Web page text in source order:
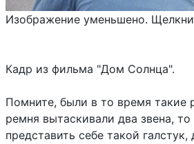
Изображение уменьшено.
Кадр из фильма "Дом Солнца".
Помните, были в то время такие
ремня вытаскивали два звена,
представить себе такой